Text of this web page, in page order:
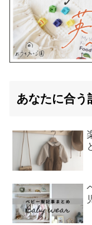
あなたに合う